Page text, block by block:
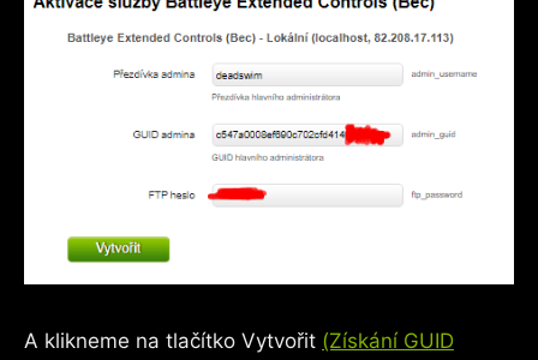
A klikneme na tlačítko Vytvořit (Získání GUID